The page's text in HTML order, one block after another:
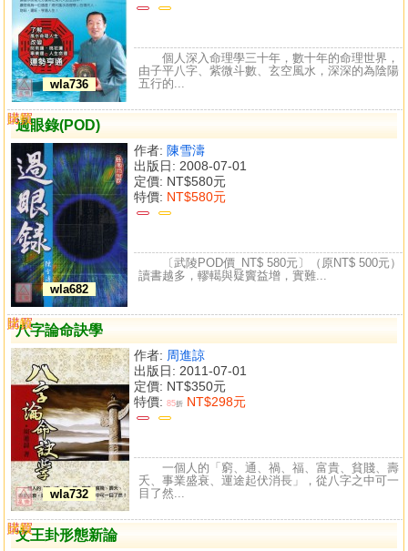
wla736
個人深入命理學三十年，數十年的命理世界，
由子平八字、紫微斗數、玄空風水，深深的為陰陽
五行的...
過眼錄(POD)
wla682
作者: 陳雪濤
出版日: 2008-07-01
定價: NT$580元
特價: NT$580元
購買
比較
〔武陵POD價_NT$ 580元〕（原NT$ 500元）
讀書越多，轇轕與疑竇益增，實難...
八字論命訣學
wla732
作者: 周進諒
出版日: 2011-07-01
定價: NT$350元
特價: 85折 NT$298元
購買
比較
一個人的「窮、通、禍、福、富貴、貧賤、壽
夭、事業盛衰、運途起伏消長」，從八字之中可一
目了然...
文王卦形態新論
購買
比較